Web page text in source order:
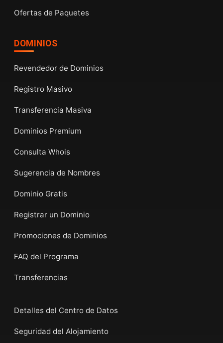
Ofertas de Paquetes
DOMINIOS
Revendedor de Dominios
Registro Masivo
Transferencia Masiva
Dominios Premium
Consulta Whois
Sugerencia de Nombres
Dominio Gratis
Registrar un Dominio
Promociones de Dominios
FAQ del Programa
Transferencias
Detalles del Centro de Datos
Seguridad del Alojamiento